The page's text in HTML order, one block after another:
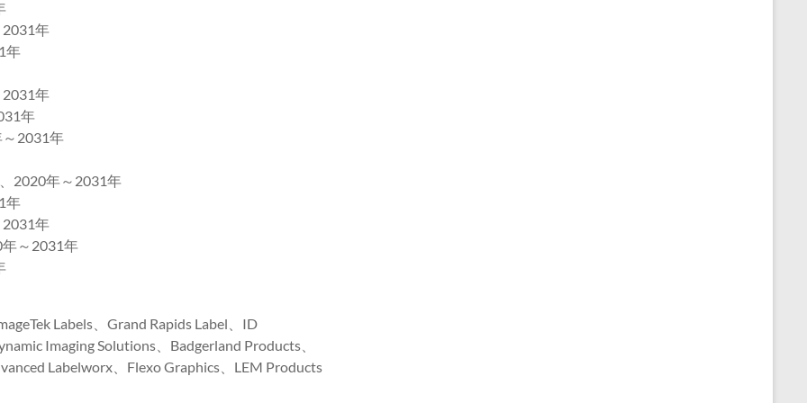
年
年
年
年
2031年
2020年～2031年
年
年
～2031年
Labels、Grand Rapids Label、ID
Imaging Solutions、Badgerland Products、
Labelworx、Flexo Graphics、LEM Products